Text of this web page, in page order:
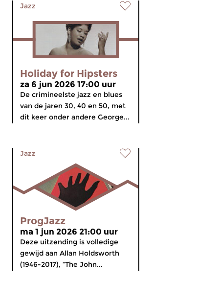
Jazz
Holiday for Hipsters
za 6 jun 2026 17:00 uur
De crimineelste jazz en blues
van de jaren 30, 40 en 50, met
dit keer onder andere George...
Jazz
ProgJazz
ma 1 jun 2026 21:00 uur
Deze uitzending is volledige
gewijd aan Allan Holdsworth
(1946-2017), “The John...